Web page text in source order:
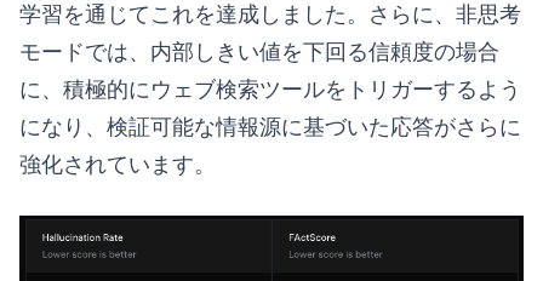
学習を通じてこれを達成しました。さらに、非思考
モードでは、内部しきい値を下回る信頼度の場合
に、積極的にウェブ検索ツールをトリガーするよう
になり、検証可能な情報源に基づいた応答がさらに
強化されています。